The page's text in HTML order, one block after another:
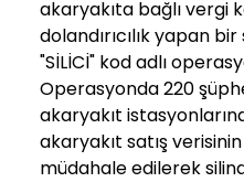
akaryakıta bağlı vergi
dolandırıcılık yapan
"SİLİCİ" kod adlı
Operasyonda 220
akaryakıt
akaryakıt satış
müdahale edilerek